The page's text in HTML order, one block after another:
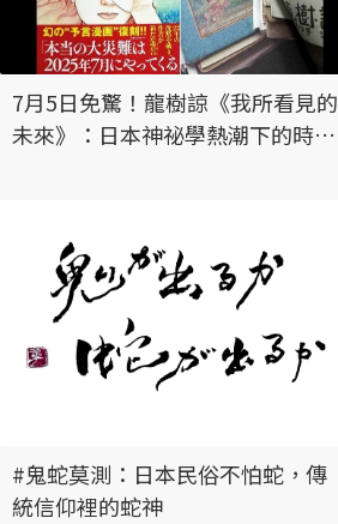
7月5日免驚！龍樹諒《我所看見的
未來》：日本神祕學熱潮下的時代
#鬼蛇莫測：日本民俗不怕蛇，傳
統信仰裡的蛇神